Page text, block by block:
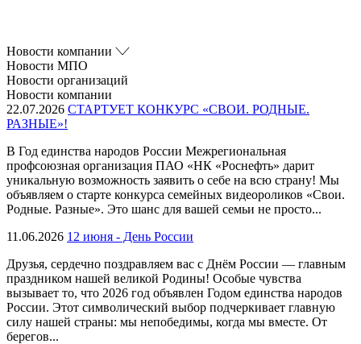
Новости компании
Новости МПО
Новости организаций
Новости компании
22.07.2026 СТАРТУЕТ КОНКУРС «СВОИ. РОДНЫЕ.
РАЗНЫЕ»!
В Год единства народов России Межрегиональная
профсоюзная организация ПАО «НК «Роснефть» дарит
уникальную возможность заявить о себе на всю страну! Мы
объявляем о старте конкурса семейных видеороликов «Свои.
Родные. Разные». Это шанс для вашей семьи не просто...
11.06.2026 12 июня - День России
Друзья, сердечно поздравляем вас с Днём России — главным
праздником нашей великой Родины! Особые чувства
вызывает то, что 2026 год объявлен Годом единства народов
России. Этот символический выбор подчеркивает главную
силу нашей страны: мы непобедимы, когда мы вместе. От
берегов...